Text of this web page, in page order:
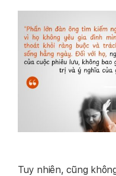
Tuy nhiên, cũng